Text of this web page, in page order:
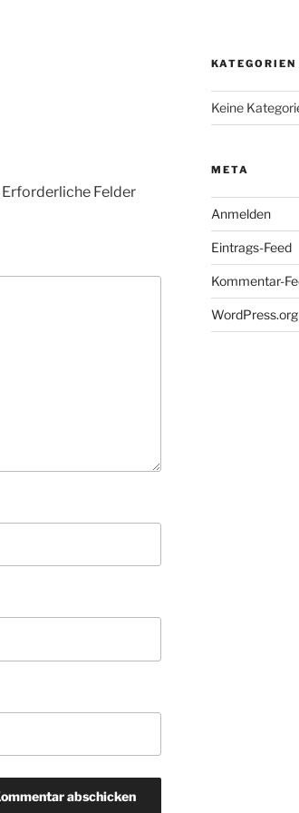
Erforderliche Felder
KATEGORIEN
Keine
META
Anmelden
Eintrags-Feed
Kommentar-
WordPress.org